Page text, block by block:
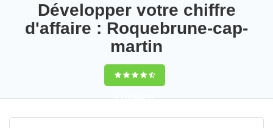
Développer votre chiffre
d'affaire : Roquebrune-cap-
martin
9,5(100%)74
votes